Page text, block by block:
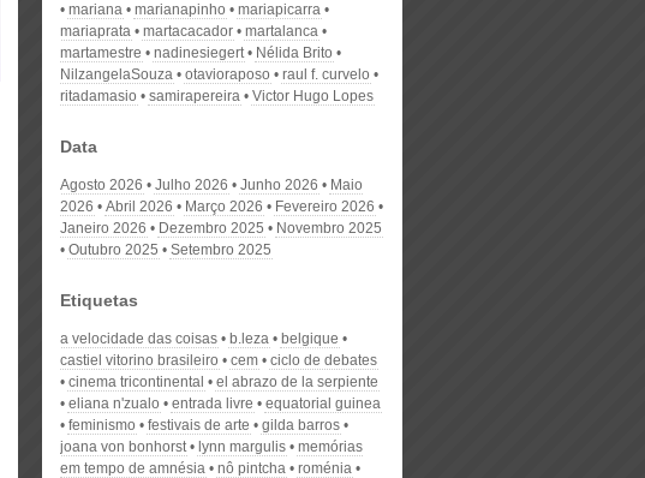
mariana
marianapinho
mariapicarra
mariaprata
martacacador
martalanca
martamestre
nadinesiegert
Nélida Brito
NilzangelaSouza
otavioraposo
raul f. curvelo
ritadamasio
samirapereira Victor Hugo Lopes
Data
Agosto 2026 Julho 2026 Junho 2026
Maio
2026
Abril 2026 Março 2026
Fevereiro 2026
Janeiro 2026
Dezembro 2025
Novembro 2025
Outubro 2025
Setembro 2025
Etiquetas
a velocidade das coisas b.leza
belgique
castiel vitorino brasileiro
cem
ciclo de debates
cinema tricontinental
el abrazo de la serpiente
eliana n'zualo
entrada livre
equatorial guinea
feminismo
festivais de arte
gilda barros
joana von bonhorst
lynn margulis
memórias
em tempo de amnésia
nô pintcha
roménia